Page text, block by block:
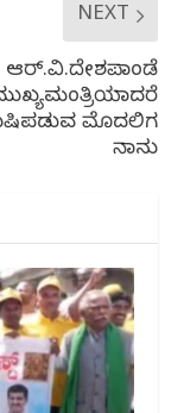
NEXT
ಆರ್.ವಿ.ದೇಶಪಾಂಡೆ
ಮೊದಲಿಗ
ನಾ‌ನು